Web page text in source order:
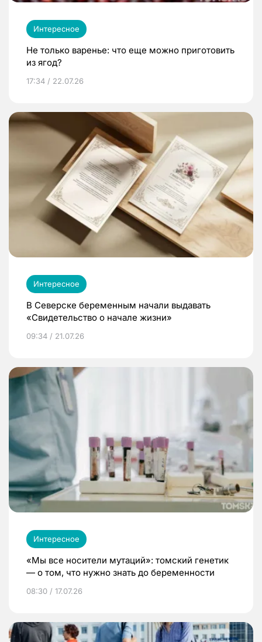
Интересное
Не только варенье: что еще можно приготовить
из ягод?
17:34 / 22.07.26
Интересное
В Северске беременным начали выдавать
«Свидетельство о начале жизни»
09:34 / 21.07.26
Интересное
«Мы все носители мутаций»: томский генетик
— о том, что нужно знать до беременности
08:30 / 17.07.26